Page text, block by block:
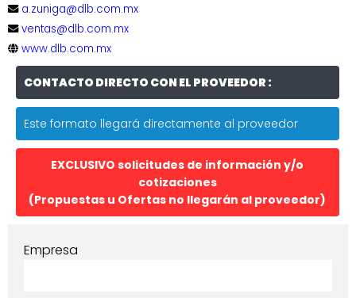
a.zuniga@dlb.com.mx
ventas@dlb.com.mx
www.dlb.com.mx
CONTACTO DIRECTO CON EL PROVEEDOR :
Este formato llegará directamente al proveedor
EXCLUSIVO solicitudes de información y/o
cotizaciones
(Propuestas u Ofertas no llegarán al proveedor)
Empresa